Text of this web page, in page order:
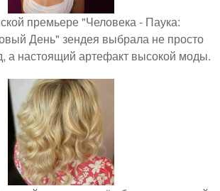
премьере "Человека - Паука:
День" зендея выбрала не просто
а настоящий артефакт высокой моды.